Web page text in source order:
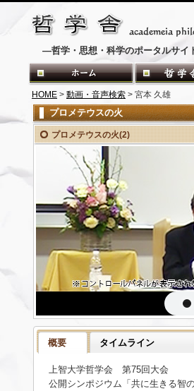
―哲学・思想・科学のポータルサ
HOME > 動画・音声検索 > 宮本 久雄
プロメテウスの火
プロメテウスの火(2)
概要 タイムライン
上智大学哲学会 第75回大会
公開シンポジウム「共に生きる智